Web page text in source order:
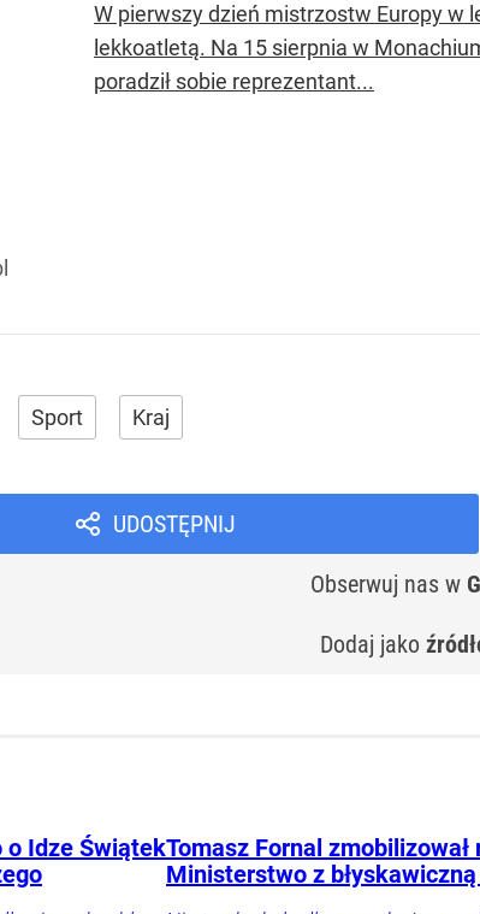
W pierwszy dzień mistrzostw Europy w
lekkoatletą. Na 15 sierpnia w
poradził sobie reprezentant...
Sport Kraj
UDOSTĘPNIJ
Obserwuj nas w
Dodaj jako
o Idze ŚwiątekTomasz Fornal zmobilizował
Ministerstwo z